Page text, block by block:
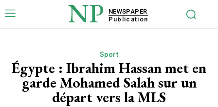
NP
NEWSPAPER
Publication
Sport
Égypte : Ibrahim Hassan met en
garde Mohamed Salah sur un
départ vers la MLS